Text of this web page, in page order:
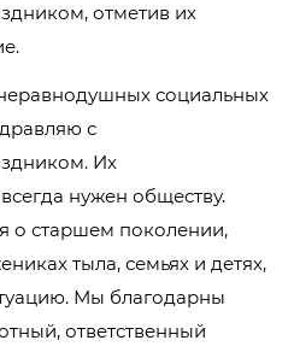
отметив их
социальных
с
Их
нужен обществу.
о старшем поколении,
тыла, семьях и детях,
Мы благодарны
ответственный